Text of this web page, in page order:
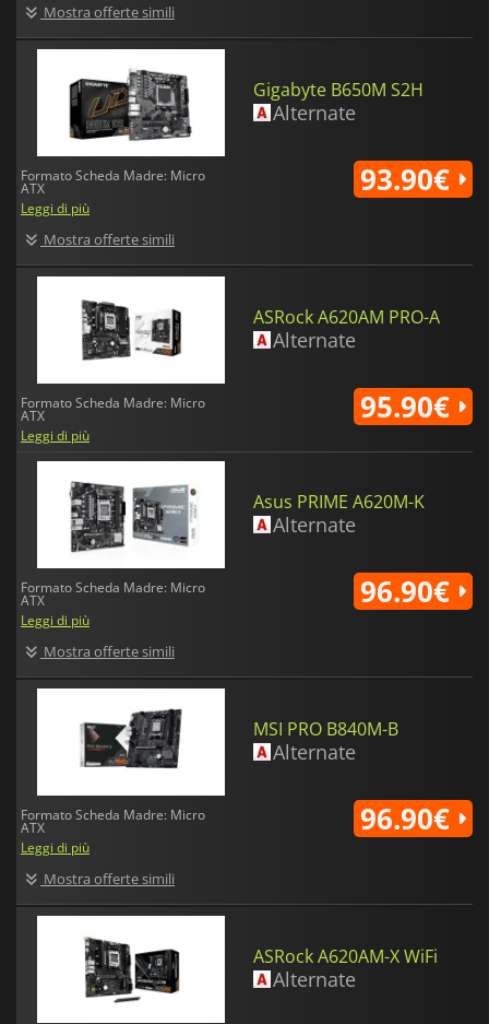
Mostra offerte simili
Gigabyte B650M S2H
Alternate
Formato Scheda Madre: Micro
ATX
Leggi di più
Mostra offerte simili
93.90€
ASRock A620AM PRO-A
Alternate
Formato Scheda Madre: Micro
ATX
Leggi di più
95.90€
Asus PRIME A620M-K
Alternate
Formato Scheda Madre: Micro
ATX
Leggi di più
Mostra offerte simili
96.90€
MSI PRO B840M-B
Alternate
Formato Scheda Madre: Micro
ATX
Leggi di più
Mostra offerte simili
96.90€
ASRock A620AM-X WiFi
Alternate